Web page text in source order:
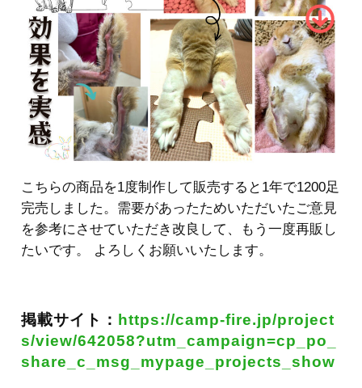
こちらの商品を1度制作して販売すると1年で1200足
完売しました。需要があったためいただいたご意見
を参考にさせていただき改良して、もう一度再販し
たいです。 よろしくお願いいたします。
掲載サイト： https://camp-fire.jp/project
s/view/642058?utm_campaign=cp_po_
share_c_msg_mypage_projects_show